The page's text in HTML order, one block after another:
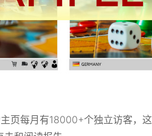
页每月有18000+个独立访客，